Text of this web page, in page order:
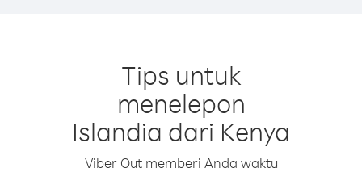
Tips untuk
menelepon
Islandia dari Kenya
Viber Out memberi Anda waktu